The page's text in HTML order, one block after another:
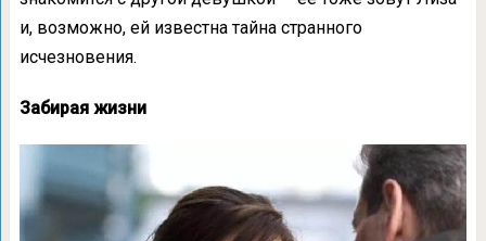
и, возможно, ей известна тайна странного
исчезновения.
Забирая жизни